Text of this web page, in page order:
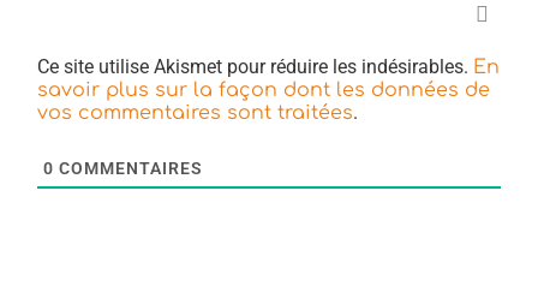
Ce site utilise Akismet pour réduire les indésirables. En
savoir plus sur la façon dont les données de
vos commentaires sont traitées.
0 COMMENTAIRES